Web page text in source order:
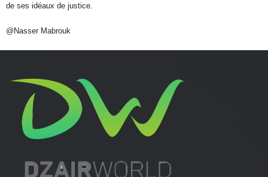
de ses idéaux de justice.
@Nasser Mabrouk